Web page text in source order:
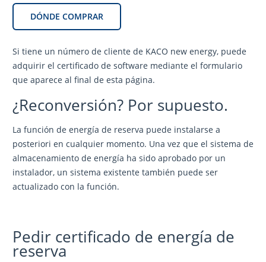
DÓNDE COMPRAR
Si tiene un número de cliente de KACO new energy, puede
adquirir el certificado de software mediante el formulario
que aparece al final de esta página.
¿Reconversión? Por supuesto.
La función de energía de reserva puede instalarse a
posteriori en cualquier momento. Una vez que el sistema de
almacenamiento de energía ha sido aprobado por un
instalador, un sistema existente también puede ser
actualizado con la función.
Pedir certificado de energía de
reserva